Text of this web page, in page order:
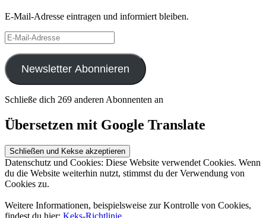
E-Mail-Adresse eintragen und informiert bleiben.
E-
Mail-
Adresse
Newsletter Abonnieren
Schließe dich 269 anderen Abonnenten an
Übersetzen mit Google Translate
Datenschutz und Cookies: Diese Website verwendet Cookies. Wenn
du die Website weiterhin nutzt, stimmst du der Verwendung von
Cookies zu.
Weitere Informationen, beispielsweise zur Kontrolle von Cookies,
findest du hier: Keks-Richtlinie